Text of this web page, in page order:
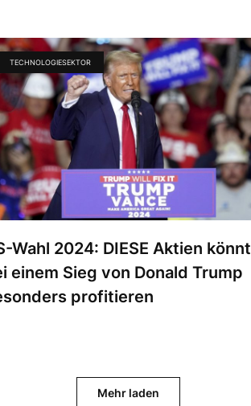
Wahl 2024: DIESE Aktien
einem Sieg von Donald Trump
profitieren
TECHNOLOGIESEKTOR
Mehr laden